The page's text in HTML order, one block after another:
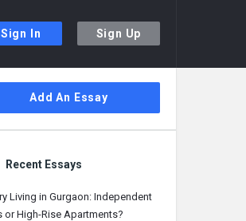
Sign In Sign Up
Add An Essay
Recent Essays
Living in Gurgaon: Independent
or High-Rise Apartments?